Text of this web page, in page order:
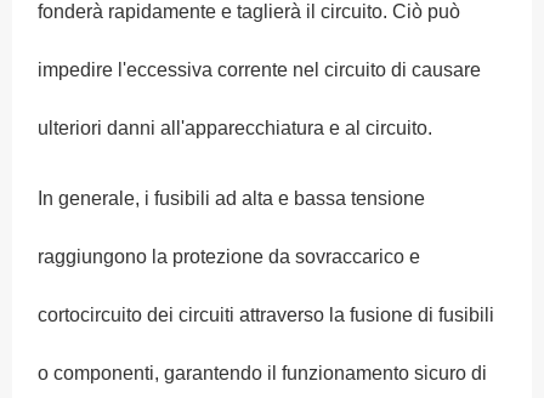
fonderà rapidamente e taglierà il circuito. Ciò può
impedire l'eccessiva corrente nel circuito di causare
ulteriori danni all'apparecchiatura e al circuito.
In generale, i fusibili ad alta e bassa tensione
raggiungono la protezione da sovraccarico e
cortocircuito dei circuiti attraverso la fusione di fusibili
o componenti, garantendo il funzionamento sicuro di